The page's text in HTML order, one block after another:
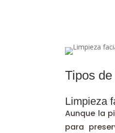
Tipos
Limpieza
Aunque la
para